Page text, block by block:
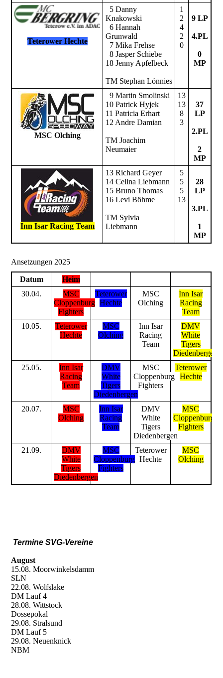
Teterower Hechte
5 Danny
Knakowski
6 Hannah
Grunwald
7 Mika Frehse
8 Jasper Schiebe
18 Jenny Apfelbeck
TM Stephan Lönnies
1
2
4
2
0
9 LP
4.PL
0
MP
MSC Olching
9 Martin Smolinski
10 Patrick Hyjek
11 Patricia Erhart
12 Andre Damian
TM Joachim
Neumaier
13
13
8
3
37
LP
2.PL
2
MP
Inn Isar Racing Team
13 Richard Geyer
14 Celina Liebmann
15 Bruno Thomas
16 Levi Böhme
TM Sylvia
Liebmann
5
5
5
13
28
LP
3.PL
1
MP
Ansetzungen 2025
Datum
Heim
30.04.
MSC
Cloppenburg
Fighters
Teterower
Hechte
MSC
Olching
Inn Isar
Racing
Team
10.05.
Teterower
Hechte
MSC
Olching
Inn Isar
Racing
Team
DMV
White
Tigers
Diedenbergen
25.05.
Inn Isar
Racing
Team
DMV
White
Tigers
Diedenbergen
MSC
Cloppenburg
Fighters
Teterower
Hechte
20.07.
MSC
Olching
Inn Isar
Racing
Team
DMV
White
Tigers
Diedenbergen
MSC
Cloppenburg
Fighters
21.09.
DMV
White
Tigers
Diedenbergen
MSC
Cloppenburg
Fighters
Teterower
Hechte
MSC
Olching
Termine SVG-Vereine
August
15.08. Moorwinkelsdamm
SLN
22.08. Wolfslake
DM Lauf 4
28.08. Wittstock
Dossepokal
29.08. Stralsund
DM Lauf 5
29.08. Neuenknick
NBM